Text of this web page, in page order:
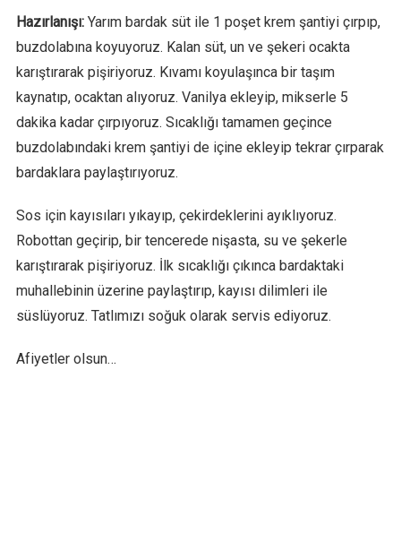
Hazırlanışı:Yarım bardak süt ile 1 poşet krem şantiyi çırpıp,
buzdolabına koyuyoruz. Kalan süt, un ve şekeri ocakta
karıştırarak pişiriyoruz. Kıvamı koyulaşınca bir taşım
kaynatıp, ocaktan alıyoruz. Vanilya ekleyip, mikserle 5
dakika kadar çırpıyoruz. Sıcaklığı tamamen geçince
buzdolabındaki krem şantiyi de içine ekleyip tekrar çırparak
bardaklara paylaştırıyoruz.
Sos için kayısıları yıkayıp, çekirdeklerini ayıklıyoruz.
Robottan geçirip, bir tencerede nişasta, su ve şekerle
karıştırarak pişiriyoruz. İlk sıcaklığı çıkınca bardaktaki
muhallebinin üzerine paylaştırıp, kayısı dilimleri ile
süslüyoruz. Tatlımızı soğuk olarak servis ediyoruz.
Afiyetler olsun…